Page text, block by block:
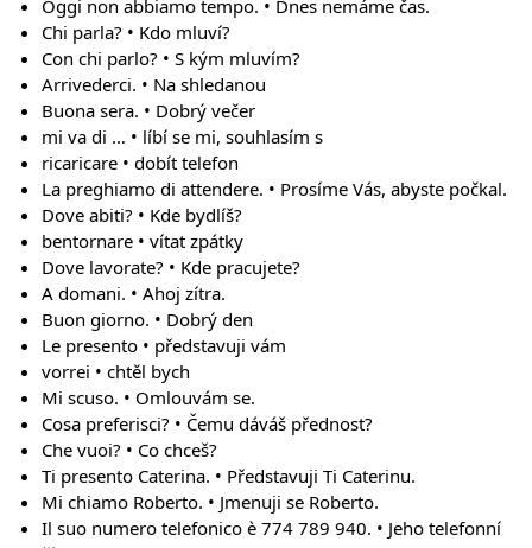
Oggi non abbiamo tempo. • Dnes nemáme čas.
Chi parla? • Kdo mluví?
Con chi parlo? • S kým mluvím?
Arrivederci. • Na shledanou
Buona sera. • Dobrý večer
mi va di … • líbí se mi, souhlasím s
ricaricare • dobít telefon
La preghiamo di attendere. • Prosíme Vás, abyste počkal.
Dove abiti? • Kde bydlíš?
bentornare • vítat zpátky
Dove lavorate? • Kde pracujete?
A domani. • Ahoj zítra.
Buon giorno. • Dobrý den
Le presento • představuji vám
vorrei • chtěl bych
Mi scuso. • Omlouvám se.
Cosa preferisci? • Čemu dáváš přednost?
Che vuoi? • Co chceš?
Ti presento Caterina. • Představuji Ti Caterinu.
Mi chiamo Roberto. • Jmenuji se Roberto.
Il suo numero telefonico è 774 789 940. • Jeho telefonní